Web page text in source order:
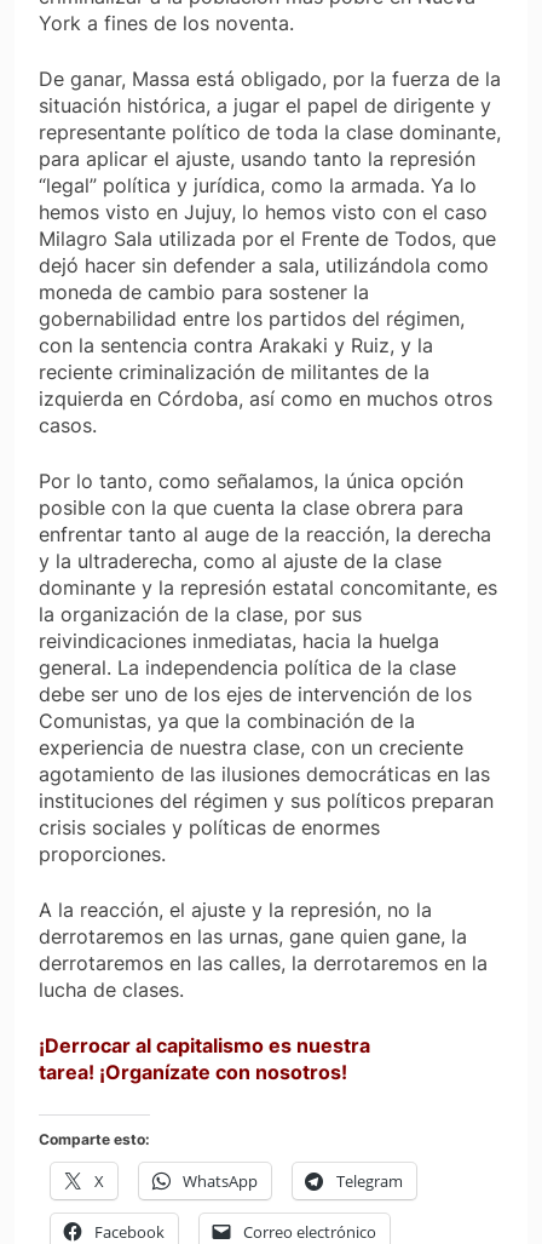
York a fines de los noventa.
De ganar, Massa está obligado, por la fuerza de la
situación histórica, a jugar el papel de dirigente y
representante político de toda la clase dominante,
para aplicar el ajuste, usando tanto la represión
“legal” política y jurídica, como la armada. Ya lo
hemos visto en Jujuy, lo hemos visto con el caso
Milagro Sala utilizada por el Frente de Todos, que
dejó hacer sin defender a sala, utilizándola como
moneda de cambio para sostener la
gobernabilidad entre los partidos del régimen,
con la sentencia contra Arakaki y Ruiz, y la
reciente criminalización de militantes de la
izquierda en Córdoba, así como en muchos otros
casos.
Por lo tanto, como señalamos, la única opción
posible con la que cuenta la clase obrera para
enfrentar tanto al auge de la reacción, la derecha
y la ultraderecha, como al ajuste de la clase
dominante y la represión estatal concomitante, es
la organización de la clase, por sus
reivindicaciones inmediatas, hacia la huelga
general. La independencia política de la clase
debe ser uno de los ejes de intervención de los
Comunistas, ya que la combinación de la
experiencia de nuestra clase, con un creciente
agotamiento de las ilusiones democráticas en las
instituciones del régimen y sus políticos preparan
crisis sociales y políticas de enormes
proporciones.
A la reacción, el ajuste y la represión, no la
derrotaremos en las urnas, gane quien gane, la
derrotaremos en las calles, la derrotaremos en la
lucha de clases.
¡Derrocar al capitalismo es nuestra
tarea! ¡Organízate con nosotros!
Comparte esto:
X WhatsApp Telegram
Facebook Correo electrónico